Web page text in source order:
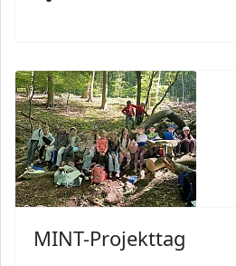
MINT-Projekttag